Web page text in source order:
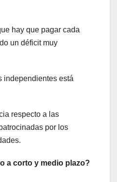
hay que pagar cada
un déficit muy
independientes está
respecto a las
por los
a corto y medio plazo?